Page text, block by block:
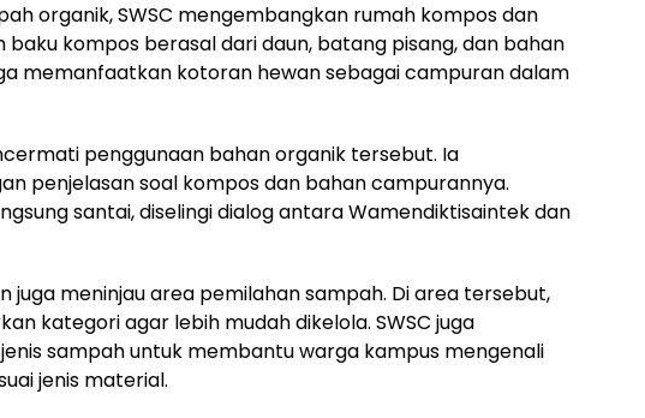
organik, SWSC mengembangkan rumah kompos dan
kompos berasal dari daun, batang pisang, dan bahan
memanfaatkan kotoran hewan sebagai campuran dalam
penggunaan bahan organik tersebut. Ia
penjelasan soal kompos dan bahan campurannya.
santai, diselingi dialog antara Wamendiktisaintek dan
juga meninjau area pemilahan sampah. Di area tersebut,
kategori agar lebih mudah dikelola. SWSC juga
sampah untuk membantu warga kampus mengenali
jenis material.